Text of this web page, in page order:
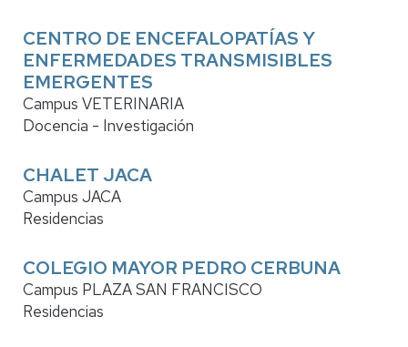
CENTRO DE ENCEFALOPATÍAS Y
ENFERMEDADES TRANSMISIBLES
EMERGENTES
Campus VETERINARIA
Docencia - Investigación
CHALET JACA
Campus JACA
Residencias
COLEGIO MAYOR PEDRO CERBUNA
Campus PLAZA SAN FRANCISCO
Residencias